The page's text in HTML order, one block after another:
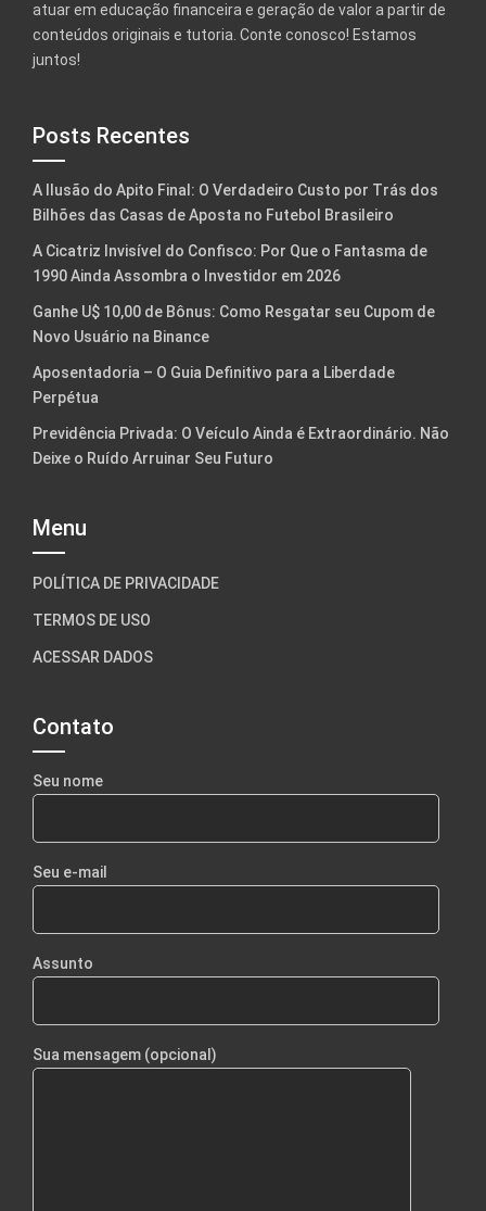
atuar em educação financeira e geração de valor a partir de
conteúdos originais e tutoria. Conte conosco! Estamos
juntos!
Posts Recentes
A Ilusão do Apito Final: O Verdadeiro Custo por Trás dos
Bilhões das Casas de Aposta no Futebol Brasileiro
A Cicatriz Invisível do Confisco: Por Que o Fantasma de
1990 Ainda Assombra o Investidor em 2026
Ganhe U$ 10,00 de Bônus: Como Resgatar seu Cupom de
Novo Usuário na Binance
Aposentadoria – O Guia Definitivo para a Liberdade
Perpétua
Previdência Privada: O Veículo Ainda é Extraordinário. Não
Deixe o Ruído Arruinar Seu Futuro
Menu
POLÍTICA DE PRIVACIDADE
TERMOS DE USO
ACESSAR DADOS
Contato
Seu nome
Seu e-mail
Assunto
Sua mensagem (opcional)